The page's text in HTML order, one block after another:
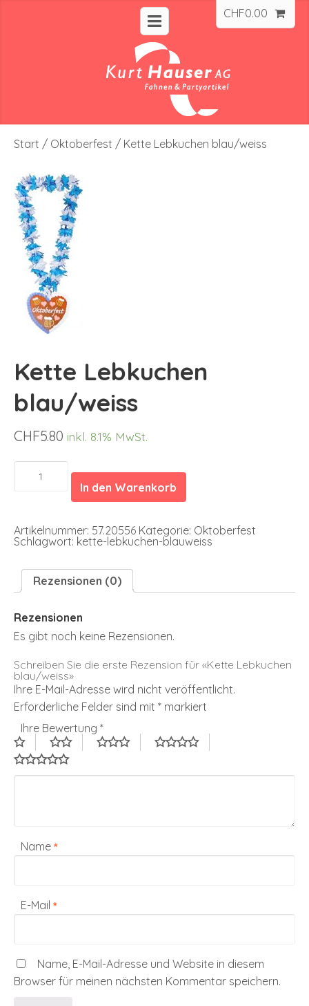
CHF0.00
Start / Oktoberfest / Kette Lebkuchen blau/weiss
Kette Lebkuchen
blau/weiss
CHF5.80 inkl. 8.1% MwSt.
Kette
Lebkuchen
blau/weiss
In den Warenkorb
Artikelnummer: 57.20556 Kategorie: Oktoberfest
Schlagwort: kette-lebkuchen-blauweiss
Rezensionen (0)
Rezensionen
Es gibt noch keine Rezensionen.
Schreiben Sie die erste Rezension für «Kette Lebkuchen
blau/weiss»
Ihre E-Mail-Adresse wird nicht veröffentlicht.
Erforderliche Felder sind mit * markiert
Ihre Bewertung *
Name *
E-Mail *
Name, E-Mail-Adresse und Website in diesem
Browser für meinen nächsten Kommentar speichern.